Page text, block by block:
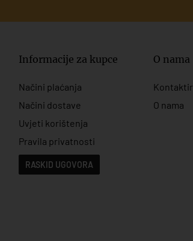
Informacije za kupce
Načini plaćanja
Načini dostave
Uvjeti korištenja
Pravila privatnosti
RASKID UGOVORA
O nama
O nama